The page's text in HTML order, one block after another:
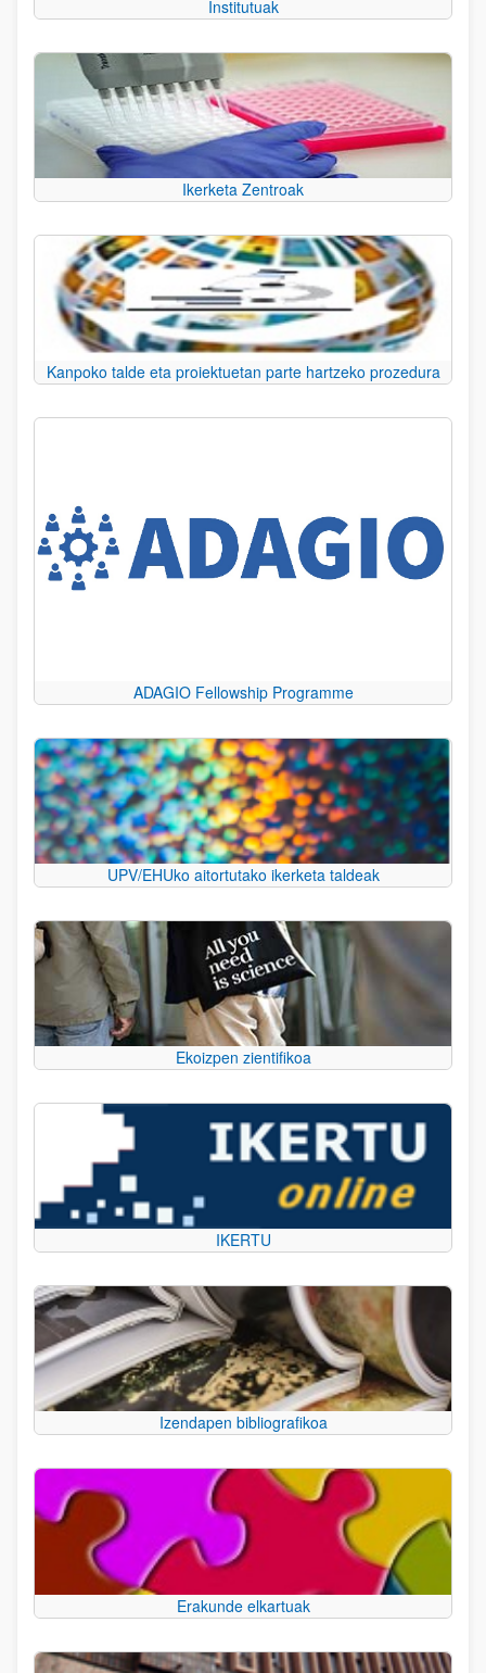
Institutuak
Ikerketa Zentroak
Kanpoko talde eta proiektuetan parte hartzeko prozedura
ADAGIO Fellowship Programme
UPV/EHUko aitortutako ikerketa taldeak
Ekoizpen zientifikoa
IKERTU
Izendapen bibliografikoa
Erakunde elkartuak